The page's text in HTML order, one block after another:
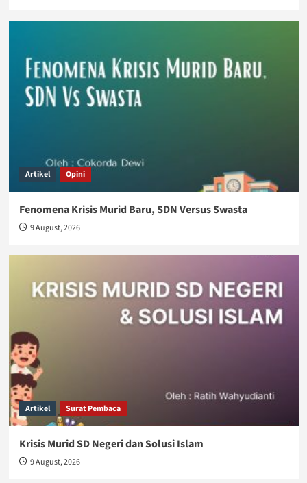
Artikel Opini
Fenomena Krisis Murid Baru, SDN Versus Swasta
9 August, 2026
Artikel Surat Pembaca
Krisis Murid SD Negeri dan Solusi Islam
9 August, 2026